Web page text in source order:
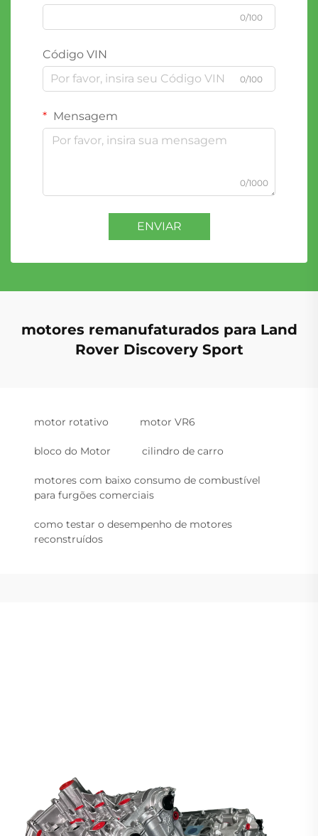
0/100
Código VIN
0/100
Mensagem
0/1000
ENVIAR
motores remanufaturados para Land
Rover Discovery Sport
motor rotativo motor VR6
bloco do Motor cilindro de carro
motores com baixo consumo de combustível
para furgões comerciais
como testar o desempenho de motores
reconstruídos